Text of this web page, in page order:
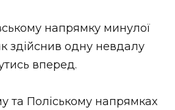
напрямку минулої
здійснив одну невдалу
вперед.
та Поліському напрямках